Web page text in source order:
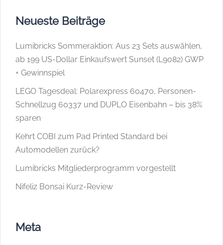
Neueste Beiträge
Lumibricks Sommeraktion: Aus 23 Sets auswählen,
ab 199 US-Dollar Einkaufswert Sunset (L9082) GWP
+ Gewinnspiel
LEGO Tagesdeal: Polarexpress 60470, Personen-
Schnellzug 60337 und DUPLO Eisenbahn – bis 38%
sparen
Kehrt COBI zum Pad Printed Standard bei
Automodellen zurück?
Lumibricks Mitgliederprogramm vorgestellt
Nifeliz Bonsai Kurz-Review
Meta